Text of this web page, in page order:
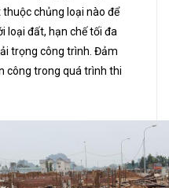
chủng loại nào để
loại đất, hạn chế tối đa
trọng công trình. Đảm
công trong quá trình thi